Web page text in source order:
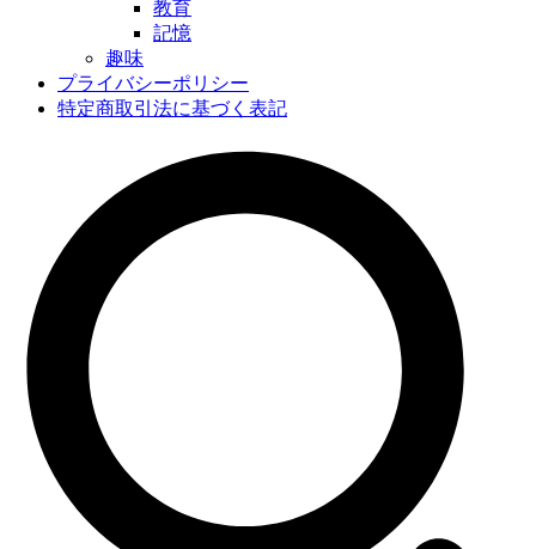
教育
記憶
趣味
プライバシーポリシー
特定商取引法に基づく表記